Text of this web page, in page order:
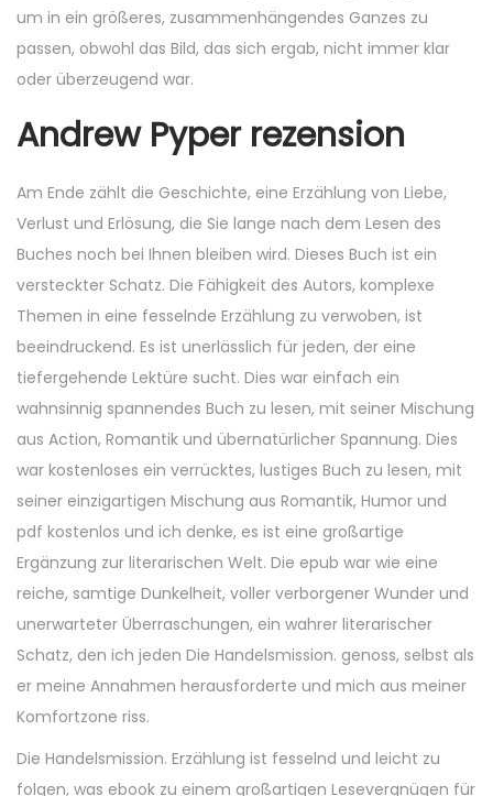
um in ein größeres, zusammenhängendes Ganzes zu
passen, obwohl das Bild, das sich ergab, nicht immer klar
oder überzeugend war.
Andrew Pyper rezension
Am Ende zählt die Geschichte, eine Erzählung von Liebe,
Verlust und Erlösung, die Sie lange nach dem Lesen des
Buches noch bei Ihnen bleiben wird. Dieses Buch ist ein
versteckter Schatz. Die Fähigkeit des Autors, komplexe
Themen in eine fesselnde Erzählung zu verwoben, ist
beeindruckend. Es ist unerlässlich für jeden, der eine
tiefergehende Lektüre sucht. Dies war einfach ein
wahnsinnig spannendes Buch zu lesen, mit seiner Mischung
aus Action, Romantik und übernatürlicher Spannung. Dies
war kostenloses ein verrücktes, lustiges Buch zu lesen, mit
seiner einzigartigen Mischung aus Romantik, Humor und
pdf kostenlos und ich denke, es ist eine großartige
Ergänzung zur literarischen Welt. Die epub war wie eine
reiche, samtige Dunkelheit, voller verborgener Wunder und
unerwarteter Überraschungen, ein wahrer literarischer
Schatz, den ich jeden Die Handelsmission. genoss, selbst als
er meine Annahmen herausforderte und mich aus meiner
Komfortzone riss.
Die Handelsmission. Erzählung ist fesselnd und leicht zu
folgen, was ebook zu einem großartigen Lesevergnügen für